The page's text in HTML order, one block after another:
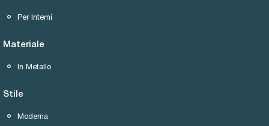
Per Interni
Materiale
In Metallo
Stile
Moderna